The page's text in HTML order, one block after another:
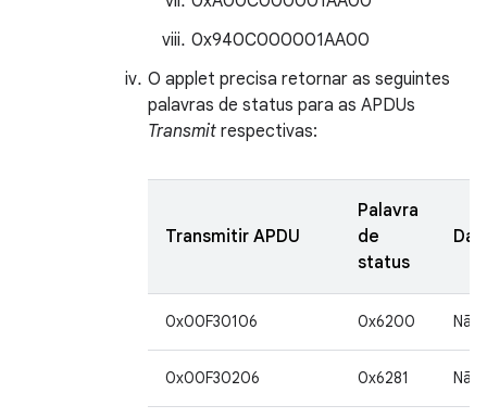
0x940C000001AA00
O applet precisa retornar as seguintes
palavras de status para as APDUs
Transmit respectivas:
Transmitir APDU
Palavra
de
status
0x00F30106 0x6200 Não
0x00F30206 0x6281 Não